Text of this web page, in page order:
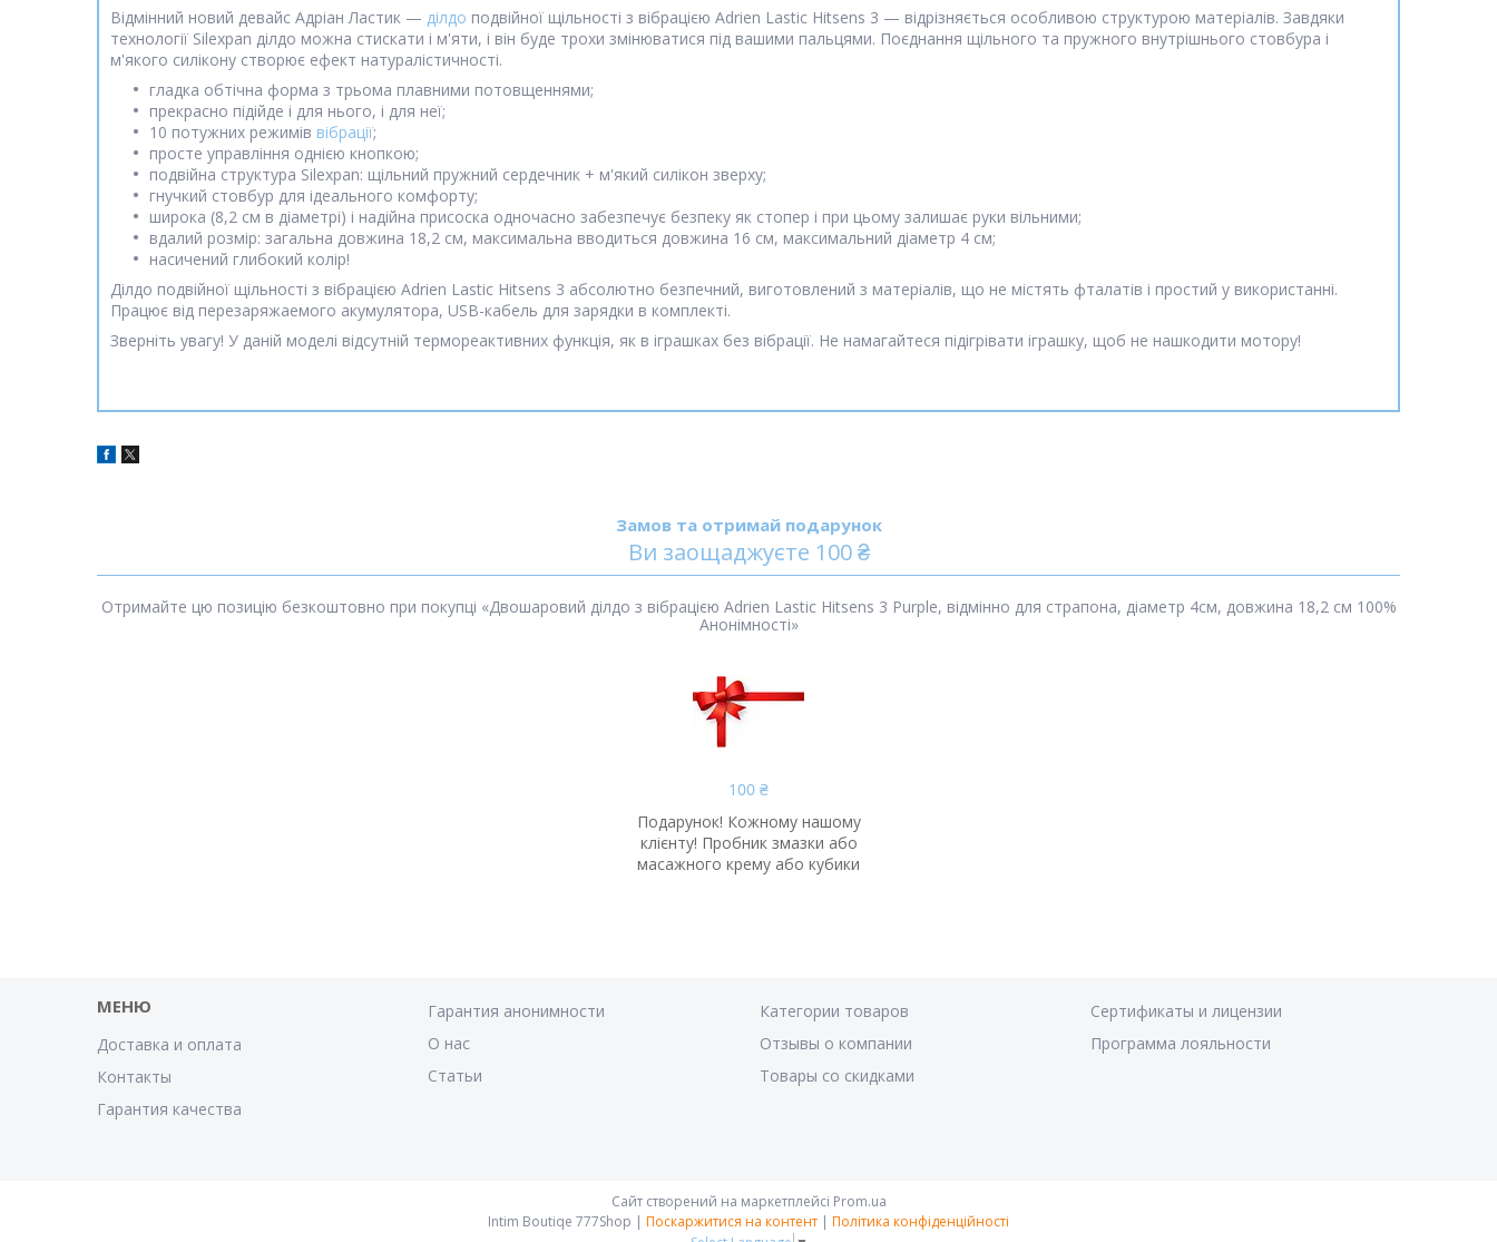
Відмінний новий девайс Адріан Ластик — ділдо подвійної щільності з вібрацією Adrien Lastic Hitsens 3 — відрізняється особливою структурою матеріалів. Завдяки
технології Silexpan ділдо можна стискати і м'яти, і він буде трохи змінюватися під вашими пальцями. Поєднання щільного та пружного внутрішнього стовбура і
м'якого силікону створює ефект натуралістичності.
гладка обтічна форма з трьома плавними потовщеннями;
прекрасно підійде і для нього, і для неї;
10 потужних режимів вібрації;
просте управління однією кнопкою;
подвійна структура Silexpan: щільний пружний сердечник + м'який силікон зверху;
гнучкий стовбур для ідеального комфорту;
широка (8,2 см в діаметрі) і надійна присоска одночасно забезпечує безпеку як стопер і при цьому залишає руки вільними;
вдалий розмір: загальна довжина 18,2 см, максимальна вводиться довжина 16 см, максимальний діаметр 4 см;
насичений глибокий колір!
Ділдо подвійної щільності з вібрацією Adrien Lastic Hitsens 3 абсолютно безпечний, виготовлений з матеріалів, що не містять фталатів і простий у використанні.
Працює від перезаряжаемого акумулятора, USB-кабель для зарядки в комплекті.
Зверніть увагу! У даній моделі відсутній термореактивних функція, як в іграшках без вібрації. Не намагайтеся підігрівати іграшку, щоб не нашкодити мотору!
Замов та отримай подарунок
Ви заощаджуєте 100 ₴
Отримайте цю позицію безкоштовно при покупці «Двошаровий ділдо з вібрацією Adrien Lastic Hitsens 3 Purple, відмінно для страпона, діаметр 4см, довжина 18,2 см 100%
Анонімності»
100 ₴
Подарунок! Кожному нашому
клієнту! Пробник змазки або
масажного крему або кубики
МЕНЮ
Доставка и оплата
Контакты
Гарантия качества
Гарантия анонимности
О нас
Статьи
Категории товаров
Отзывы о компании
Товары со скидками
Сертификаты и лицензии
Программа лояльности
Сайт створений на маркетплейсі Prom.ua
Intim Boutiqe 777Shop | Поскаржитися на контент | Політика конфіденційності